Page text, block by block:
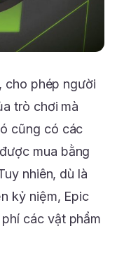
cho phép người
trò chơi mà
cũng có các
mua bằng
nhiên, dù là
kỷ niệm, Epic
các vật phẩm